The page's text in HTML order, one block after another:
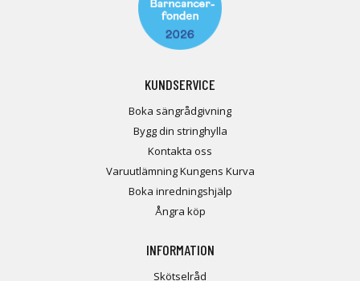
KUNDSERVICE
Boka sängrådgivning
Bygg din stringhylla
Kontakta oss
Varuutlämning Kungens Kurva
Boka inredningshjälp
Ångra köp
INFORMATION
Skötselråd